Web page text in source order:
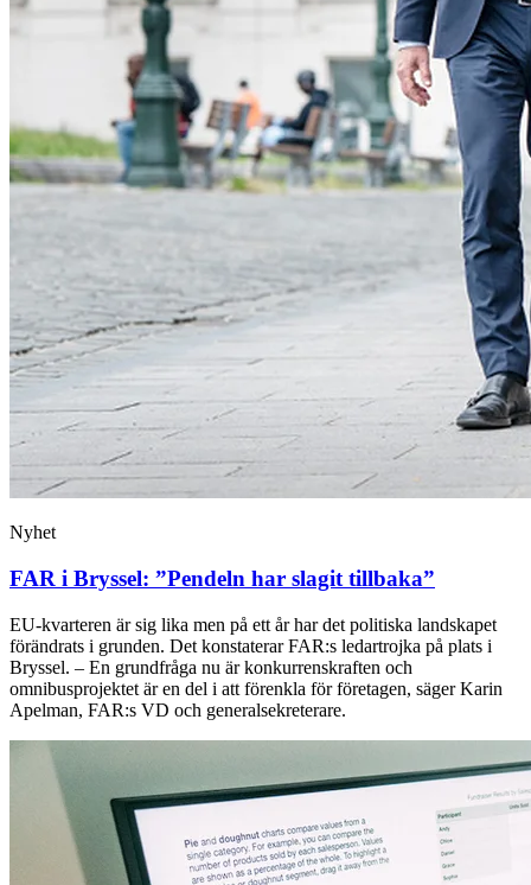
Nyhet
FAR i Bryssel: ”Pendeln har slagit tillbaka”
EU-kvarteren är sig lika men på ett år har det politiska landskapet
förändrats i grunden. Det konstaterar FAR:s ledartrojka på plats i
Bryssel. – En grundfråga nu är konkurrenskraften och
omnibusprojektet är en del i att förenkla för företagen, säger Karin
Apelman, FAR:s VD och generalsekreterare.